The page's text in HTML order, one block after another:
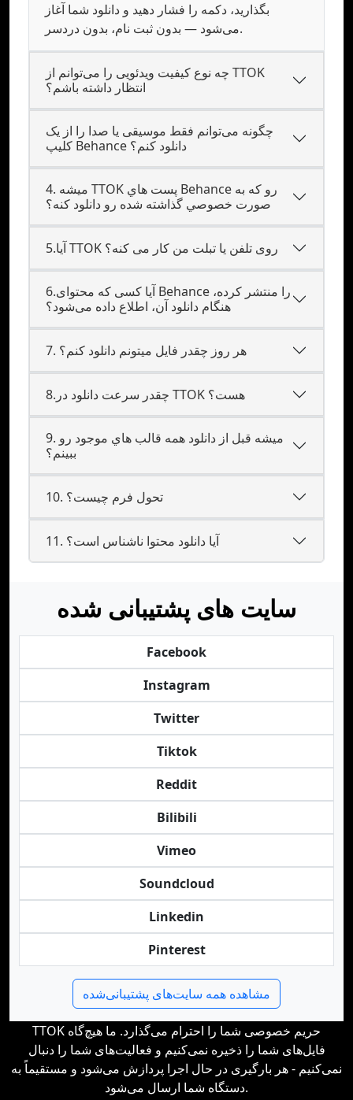
بگذارید، دکمه را فشار دهید و دانلود شما آغاز
می‌شود — بدون ثبت نام، بدون دردسر.
چه نوع کیفیت ویدئویی را می‌توانم از TTOK
انتظار داشته باشم؟
چگونه می‌توانم فقط موسیقی یا صدا را از یک
کلیپ Behance دانلود کنم؟
4. ميشه TTOK پست هاي Behance رو که به
صورت خصوصي گذاشته شده رو دانلود کنه؟
5.آیا TTOK روی تلفن یا تبلت من کار می کنه؟
6.آیا کسی که محتوای Behance را منتشر کرده،
هنگام دانلود آن، اطلاع داده می‌شود؟
7. هر روز چقدر فایل میتونم دانلود کنم؟
8.چقدر سرعت دانلود در TTOK هست؟
9. ميشه قبل از دانلود همه قالب هاي موجود رو
ببينم؟
10. تحول فرم چیست؟
11. آیا دانلود محتوا ناشناس است؟
سایت های پشتیبانی شده
Facebook
Instagram
Twitter
Tiktok
Reddit
Bilibili
Vimeo
Soundcloud
Linkedin
Pinterest
مشاهده همه سایت‌های پشتیبانی‌شده
TTOK حریم خصوصی شما را احترام می‌گذارد. ما هیچ‌گاه
فایل‌های شما را ذخیره نمی‌کنیم و فعالیت‌های شما را دنبال
نمی‌کنیم - هر بارگیری در حال اجرا پردازش می‌شود و مستقیماً به
دستگاه شما ارسال می‌شود.